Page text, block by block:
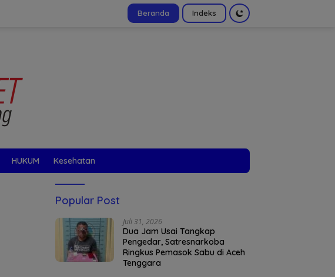
Beranda Indeks
HUKUM Kesehatan
Popular Post
Juli 31, 2026
Dua Jam Usai Tangkap
Pengedar, Satresnarkoba
Ringkus Pemasok Sabu di Aceh
Tenggara